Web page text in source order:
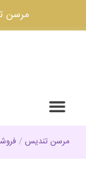
مرسن
مرسن تندیس /